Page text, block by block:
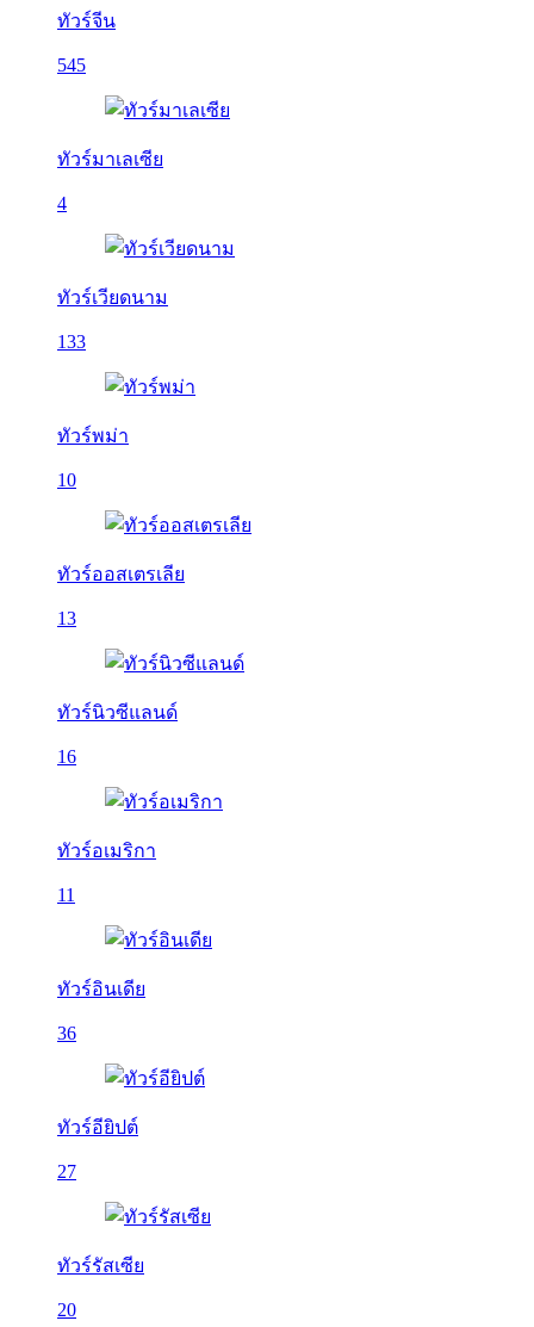
ทัวร์จีน
545
ทัวร์มาเลเซีย
4
ทัวร์เวียดนาม
133
ทัวร์พม่า
10
ทัวร์ออสเตรเลีย
13
ทัวร์นิวซีแลนด์
16
ทัวร์อเมริกา
11
ทัวร์อินเดีย
36
ทัวร์อียิปต์
27
ทัวร์รัสเซีย
20